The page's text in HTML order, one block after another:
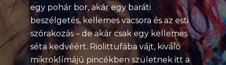
egy pohár bor, akár egy baráti
beszélgetés, kellemes vacsora és az esti
szórakozás – de akár csak egy kellemes
séta kedvéért. Riolittufába vájt, kiváló
mikroklímájú pincékben születnek itt a